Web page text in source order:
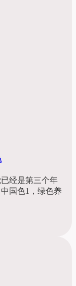
经是第三个年
国色1，绿色养